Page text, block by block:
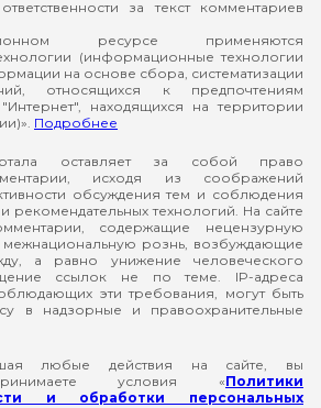
за текст комментариев
ресурсе применяются
(информационные технологии
на основе сбора, систематизации
относящихся к предпочтениям
находящихся на территории
Подробнее
оставляет за собой право
исходя из соображений
обсуждения тем и соблюдения
рекомендательных технологий. На сайте
содержащие нецензурную
рознь, возбуждающие
а равно унижение человеческого
ссылок не по теме. IP-адреса
эти требования, могут быть
в надзорные и правоохранительные
любые действия на сайте, вы
условия «Политики
и обработки персональных